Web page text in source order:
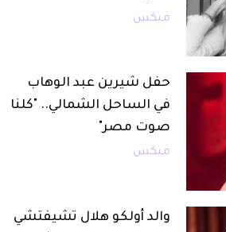
ميكس
حفل شيرين عبد الوهاب
في الساحل الشمالي.. "كلنا
صوت مصر"
ميكس
والد أولكو هلال تشيفتشي